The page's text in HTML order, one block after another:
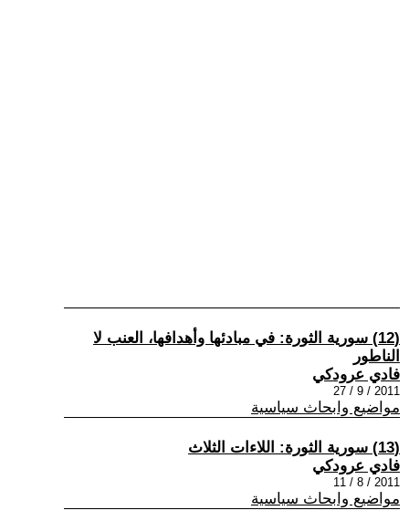
(12) سورية الثورة: في مبادئها وأهدافها، العنب لا
الناطور
فادي عرودكي
2011 / 9 / 27
مواضيع وابحاث سياسية
(13) سورية الثورة: اللاءات الثلاث
فادي عرودكي
2011 / 8 / 11
مواضيع وابحاث سياسية